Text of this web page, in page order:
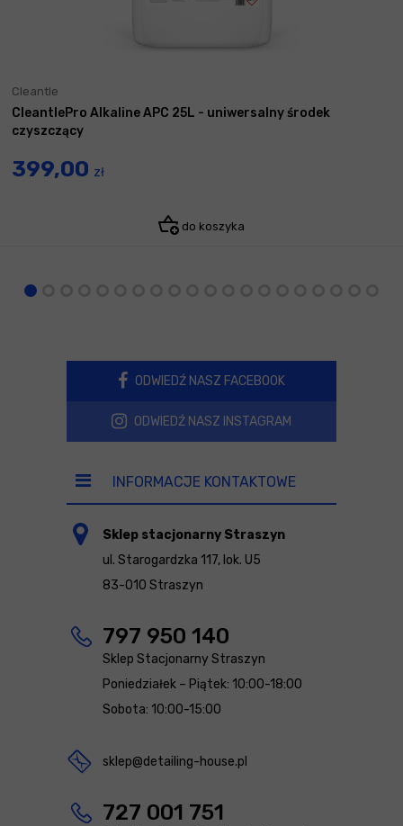
Cleantle
CleantlePro Alkaline APC 25L - uniwersalny środek
czyszczący
399,00 zł
do koszyka
ODWIEDŹ NASZ FACEBOOK
ODWIEDŹ NASZ INSTAGRAM
INFORMACJE KONTAKTOWE
Sklep stacjonarny Straszyn
ul. Starogardzka 117, lok. U5
83-010 Straszyn
797 950 140
Sklep Stacjonarny Straszyn
Poniedziałek – Piątek: 10:00-18:00
Sobota: 10:00-15:00
sklep@detailing-house.pl
727 001 751